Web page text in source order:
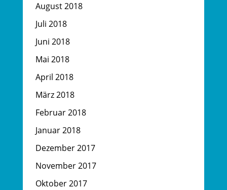
August 2018
Juli 2018
Juni 2018
Mai 2018
April 2018
März 2018
Februar 2018
Januar 2018
Dezember 2017
November 2017
Oktober 2017